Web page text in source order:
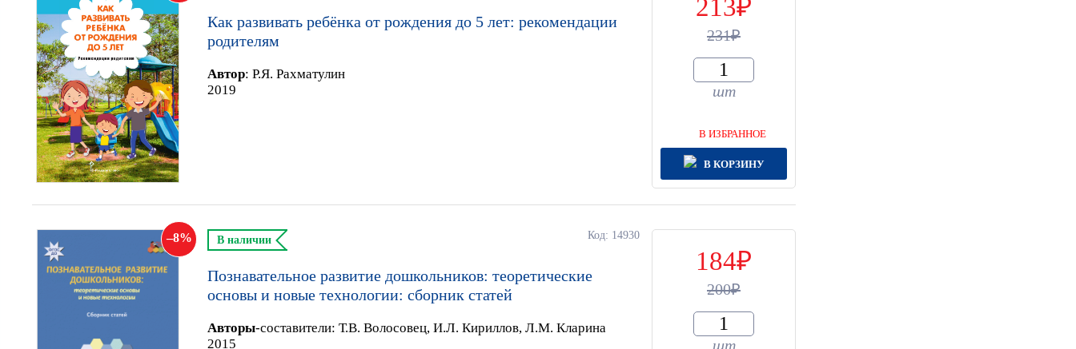
Как развивать ребёнка от рождения до 5 лет: рекомендации
родителям
Автор: Р.Я. Рахматулин
2019
213
231
шт
В ИЗБРАННОЕ
В КОРЗИНУ
8 Код: 14930
В наличии
Познавательное развитие дошкольников: теоретические
основы и новые технологии: сборник статей
Авторы-составители: Т.В. Волосовец, И.Л. Кириллов, Л.М. Кларина
2015
184
200
шт